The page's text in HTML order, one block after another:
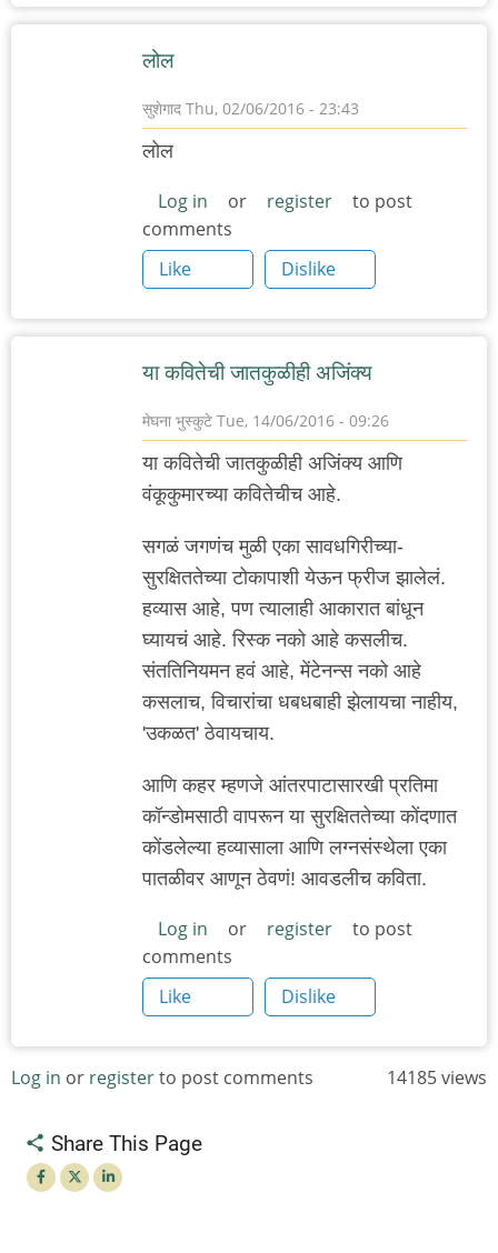
लोल
सुशेगाद Thu, 02/06/2016 - 23:43
लोल
Log in or register
to post
comments
Like
Dislike
या कवितेची जातकुळीही अजिंक्य
मेघना भुस्कुटे Tue, 14/06/2016 - 09:26
या कवितेची जातकुळीही अजिंक्य आणि
वंकूकुमारच्या कवितेचीच आहे.
सगळं जगणंच मुळी एका सावधगिरीच्या-
सुरक्षिततेच्या टोकापाशी येऊन फ्रीज झालेलं.
हव्यास आहे, पण त्यालाही आकारात बांधून
घ्यायचं आहे. रिस्क नको आहे कसलीच.
संततिनियमन हवं आहे, मेंटेनन्स नको आहे
कसलाच, विचारांचा धबधबाही झेलायचा नाहीय,
'उकळत' ठेवायचाय.
आणि कहर म्हणजे आंतरपाटासारखी प्रतिमा
कॉन्डोमसाठी वापरून या सुरक्षिततेच्या कोंदणात
कोंडलेल्या हव्यासाला आणि लग्नसंस्थेला एका
पातळीवर आणून ठेवणं! आवडलीच कविता.
Log in or register
to post
comments
Like
Dislike
Log in or registerto post comments 14185 views
Share This Page